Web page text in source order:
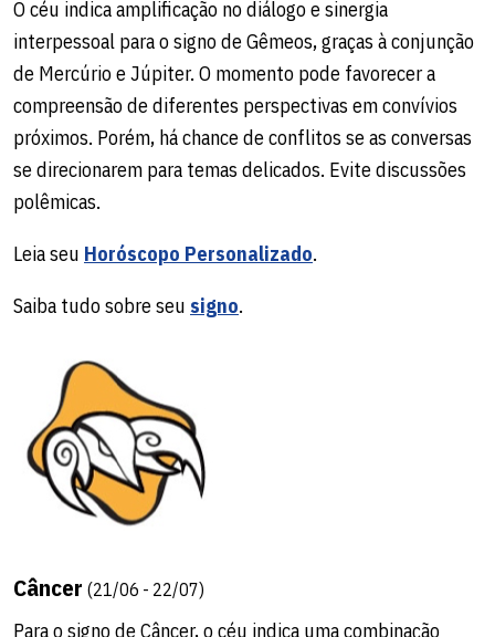
O céu indica amplificação no diálogo e sinergia
interpessoal para o signo de Gêmeos, graças à conjunção
de Mercúrio e Júpiter. O momento pode favorecer a
compreensão de diferentes perspectivas em convívios
próximos. Porém, há chance de conflitos se as conversas
se direcionarem para temas delicados. Evite discussões
polêmicas.
Leia seu Horóscopo Personalizado.
Saiba tudo sobre seu signo.
Câncer (21/06 - 22/07)
Para o signo de Câncer, o céu indica uma combinação